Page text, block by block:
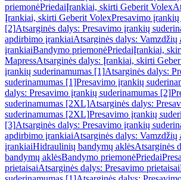
priemonėPriedaiĮrankiai, skirti Geberit Volex
Įrankiai, skirti Geberit VolexPresavimo įrankių
[2]Atsarginės dalys: Presavimo įrankių
apdirbimo įrankiaiAtsarginės dalys: Vamzdžių
įrankiaiBandymo priemonėPriedaiĮrankiai,
MapressAtsarginės dalys: Įrankiai, skirti
įrankių suderinamumas [1]Atsarginės dalys:
suderinamumas [1]Presavimo įrankių
dalys: Presavimo įrankių suderinamumas [2]
suderinamumas [2XL]Atsarginės dalys:
suderinamumas [2XL]Presavimo įrankių
[3]Atsarginės dalys: Presavimo įrankių
apdirbimo įrankiaiAtsarginės dalys: Vamzdžių
įrankiaiHidraulinių bandymų aklėsAtsarginės
bandymų aklėsBandymo priemonėPriedai
prietaisaiAtsarginės dalys: Presavimo prietaisai